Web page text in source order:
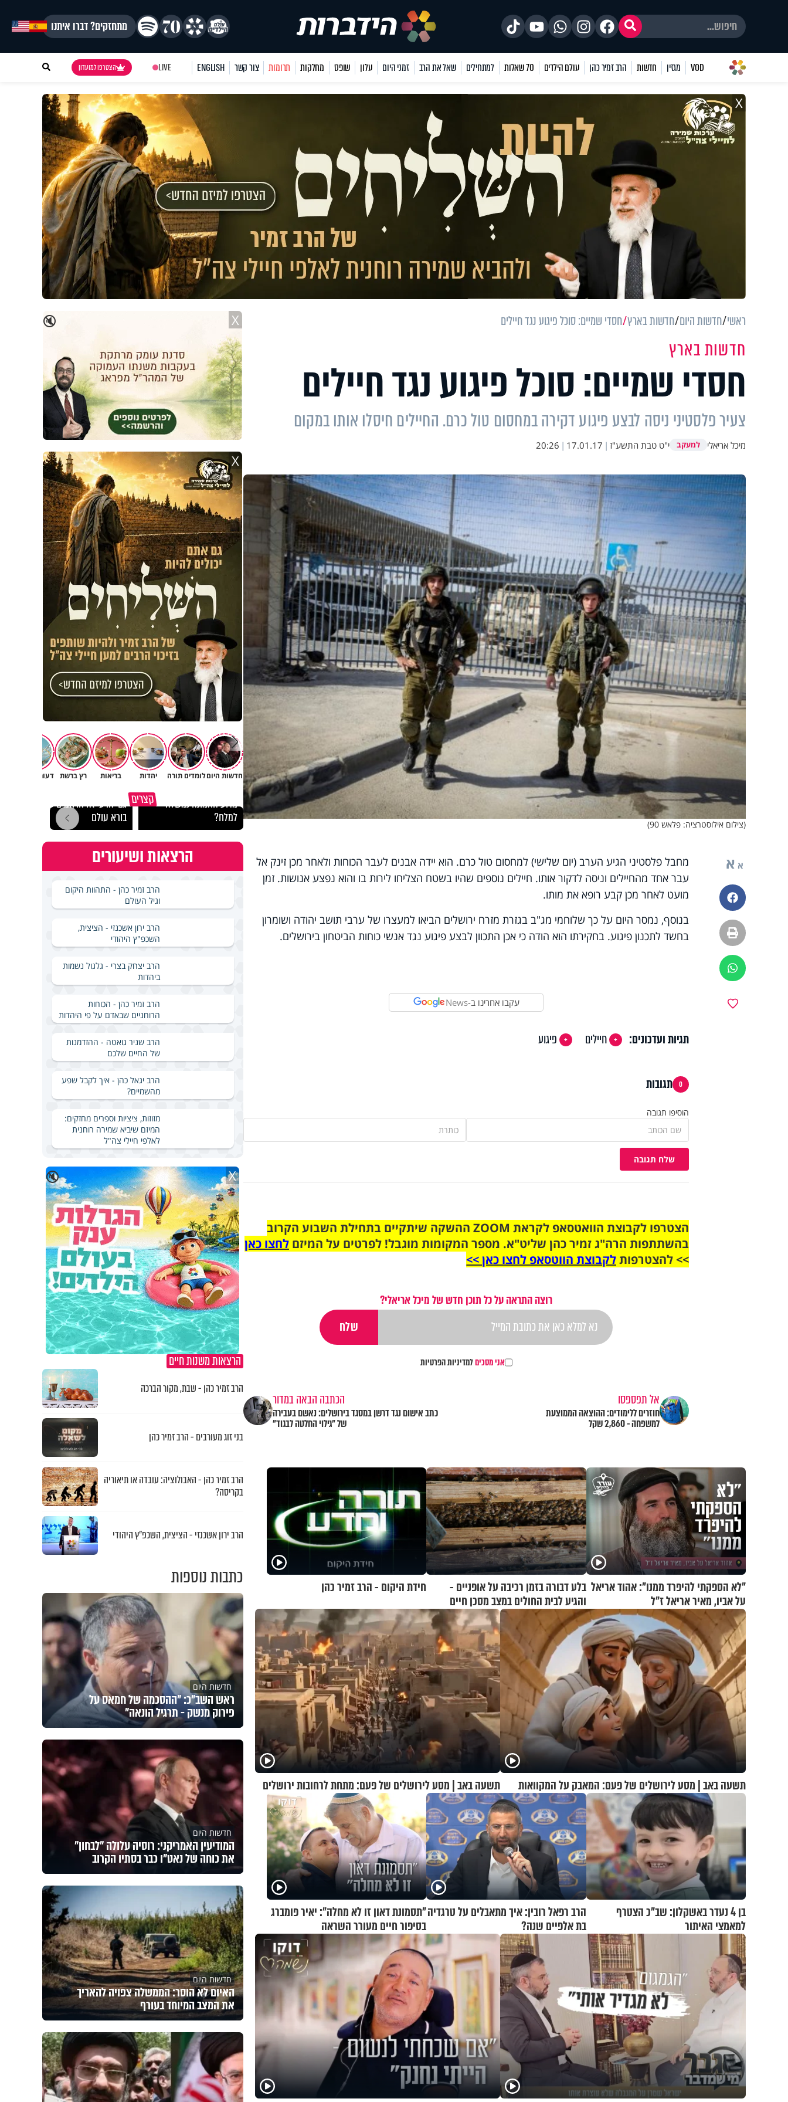
מתחזקים? דברו איתנו
VOD מגזין חדשות הרב זמיר כהן עולם הילדים 70 שאלות למתחילים שאל את הרב זמני היום עלון שופס מחלקות תרומות צור קשר ENGLISH
LIVE הצטרפו למועדון
X
ראשי חדשות היום חדשות בארץ חסדי שמיים: סוכל פיגוע נגד חיילים
חדשות בארץ
חסדי שמיים: סוכל פיגוע נגד חיילים
צעיר פלסטיני ניסה לבצע פיגוע דקירה במחסום טול כרם. החיילים חיסלו אותו במקום
מיכל אריאלי למעקב י"ט טבת התשע"ז |
17.01.17
|
20:26
(צילום אילוסטרציה: פלאש 90)
א א
פייסבוק
הדפסה
ווטסאפ
מחבל פלסטיני הגיע הערב (יום שלישי) למחסום טול כרם. הוא יידה אבנים לעבר הכוחות ולאחר מכן זינק אל
עבר אחד מהחיילים וניסה לדקור אותו. חיילים נוספים שהיו בשטח הצליחו לירות בו והוא נפצע אנושות. זמן
מועט לאחר מכן קבע רופא את מותו.
בנוסף, נמסר היום על כך שלוחמי מג"ב בגזרת מזרח ירושלים הביאו למעצרו של ערבי תושב יהודה ושומרון
בחשד לתכנון פיגוע. בחקירתו הוא הודה כי אכן התכוון לבצע פיגוע נגד אנשי כוחות הביטחון בירושלים.
עקבו אחרינו ב-News
תגיות ועדכונים: חיילים פיגוע
0 תגובות
הוסיפו תגובה
שלח תגובה
הצטרפו לקבוצת הוואטסאפ לקראת ZOOM ההשקה שיתקיים בתחילת השבוע הקרוב
בהשתתפות הרה"ג זמיר כהן שליט"א. מספר המקומות מוגבל! לפרטים על המיזם לחצו כאן
>> להצטרפותלקבוצת הווטסאפ לחצו כאן >>
רוצה התראה על כל תוכן חדש של מיכל אריאלי?
אני מסכיםלמדיניות הפרטיות
אל תפספסו
חוזרים ללימודים: ההוצאה הממוצעת
למשפחה - 2,860 שקל
הכתבה הבאה במדור
כתב אישום נגד דרשן במסגד בירושלים: נאשם בעבירה
של "גילוי החלטה לבגוד"
"לא הספקתי להיפרד ממנו": אהוד אריאל
על אביו, מאיר אריאל ז"ל
בלע דבורה בזמן רכיבה על אופניים -
והגיע לבית החולים במצב מסכן חיים
חידת היקום - הרב זמיר כהן
תשעה באב | מסע לירושלים של פעם: המאבק על המקוואות תשעה באב | מסע לירושלים של פעם: מתחת לרחובות ירושלים
בן 4 נעדר באשקלון: שב"כ הצטרף
למאמצי האיתור
הרב רפאל רובין: איך מתאבלים על טרגדיה
בת אלפיים שנה?
"תסמונת דאון זו לא מחלה": יאיר פומברג
בסיפור חיים מעורר השראה
🔇 X
X
חדשות היוםלומדים תורה יהדות בריאות רץ ברשת דעות וטורים
קצרים
מדוע האמונה נמשלה
למלח?
גם ׳הרע׳ זה הרחמים של
בורא עולם
הרצאות ושיעורים
הרב זמיר כהן - התהוות היקום
וגיל העולם
הרב ירון אשכנזי - הציצית,
השכפ"ץ היהודי
הרב יצחק בצרי - גלגול נשמות
ביהדות
הרב זמיר כהן - הכוחות
הרוחניים שבאדם על פי היהדות
הרב שניר גואטה - ההזדמנות
של החיים שלכם
הרב יגאל כהן - איך לקבל שפע
מהשמיים?
מזוזות, ציציות וספרים מחזקים:
המיזם שיביא שמירה רוחנית
לאלפי חיילי צה"ל
🔇 X
הרצאות משנות חיים
הרב זמיר כהן - שבת, מקור הברכה
בני זוג מעורבים - הרב זמיר כהן
הרב זמיר כהן - האבולוציה: עובדה או תיאוריה
בקריסה?
הרב ירון אשכנזי - הציצית, השכפ"ץ היהודי
כתבות נוספות
חדשות היום
ראש השב"כ: "ההסכמה של חמאס על
פירוק מנשק - תרגיל הונאה"
חדשות היום
המודיעין האמריקני: רוסיה עלולה "לבחון"
את כוחה של נאט"ו כבר בסתיו הקרוב
חדשות היום
האיום לא הוסר: הממשלה צפויה להאריך
את המצב המיוחד בעורף